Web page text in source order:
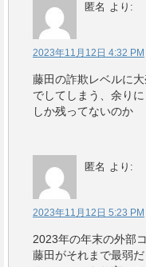
匿名 より:
2023年11月12日 4:32 PM
藤田の詐欺レベルに
でしてしまう、余り
しか残ってないのか
匿名 より:
2023年11月12日 5:23 PM
2023年の年末の外部
藤田がそれまで最弱